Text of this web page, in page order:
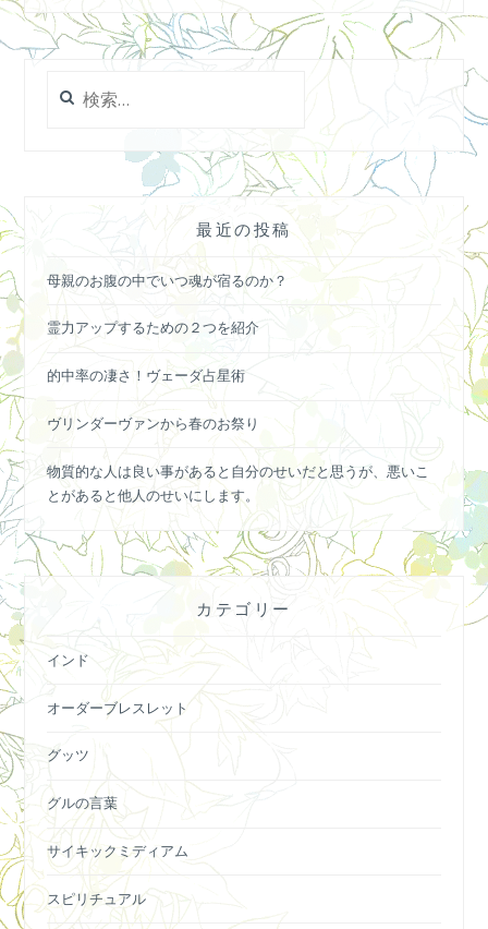
索:
最近の投稿
母親のお腹の中でいつ魂が宿るのか？
霊力アップするための２つを紹介
的中率の凄さ！ヴェーダ占星術
ヴリンダーヴァンから春のお祭り
物質的な人は良い事があると自分のせいだと思うが、悪いこ
とがあると他人のせいにします。
カテゴリー
インド
オーダーブレスレット
グッツ
グルの言葉
サイキックミディアム
スピリチュアル